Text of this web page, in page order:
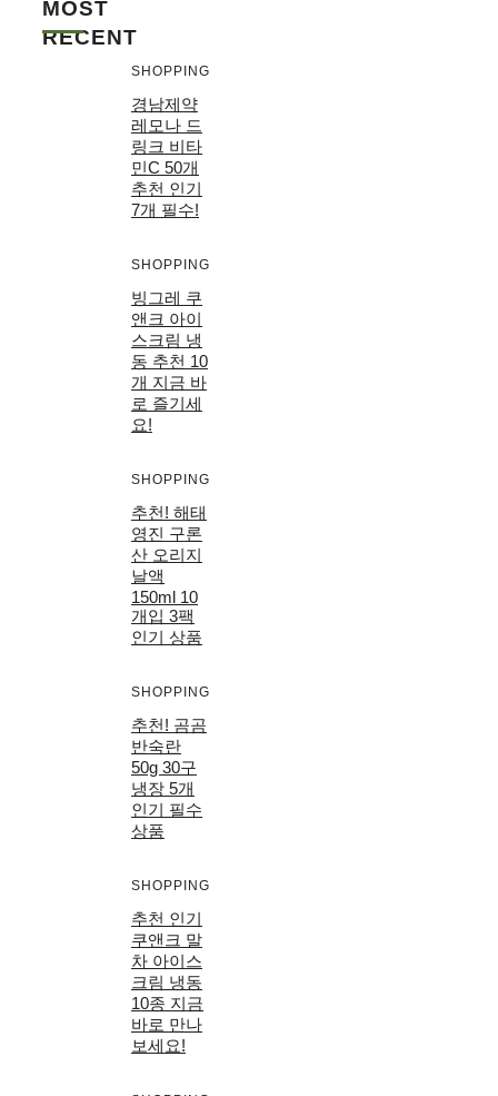
MOST
RECENT
SHOPPING
경남제약
레모나 드
링크 비타
민C 50개
추천 인기
7개 필수!
SHOPPING
빙그레 쿠
앤크 아이
스크림 냉
동 추천 10
개 지금 바
로 즐기세
요!
SHOPPING
추천! 해태
영진 구론
산 오리지
날액
150ml 10
개입 3팩
인기 상품
SHOPPING
추천! 곰곰
반숙란
50g 30구
냉장 5개
인기 필수
상품
SHOPPING
추천 인기
쿠앤크 말
차 아이스
크림 냉동
10종 지금
바로 만나
보세요!